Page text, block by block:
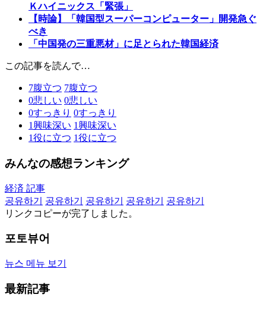
Ｋハイニックス「緊張」
【時論】「韓国型スーパーコンピューター」開発急ぐ
べき
「中国発の三重悪材」に足とられた韓国経済
この記事を読んで…
7腹立つ 7腹立つ
0悲しい 0悲しい
0すっきり 0すっきり
1興味深い 1興味深い
1役に立つ 1役に立つ
みんなの感想ランキング
経済 記事
공유하기
공유하기 공유하기 공유하기
공유하기
リンクコピーが完了しました。
포토뷰어
뉴스 메뉴 보기
最新記事